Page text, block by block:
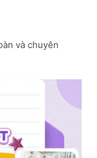
và chuyên